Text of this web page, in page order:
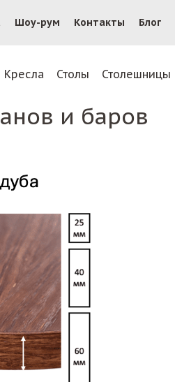
Шоу-рум Контакты Блог
Кресла Столы Столешницы
и баров